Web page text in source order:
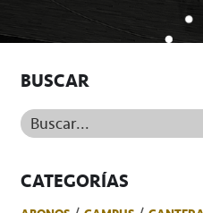
BUSCAR
Buscar...
CATEGORÍAS